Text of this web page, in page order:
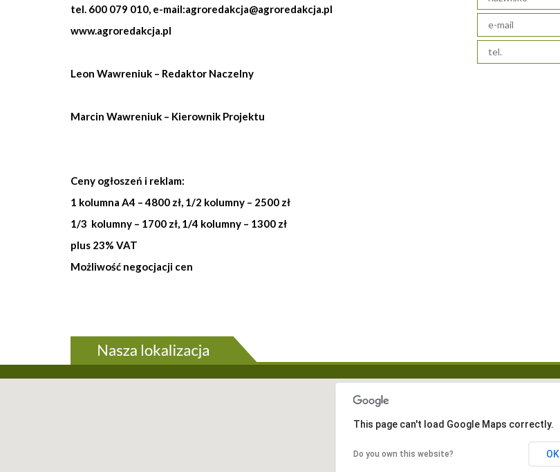
tel. 600 079 010, e-mail:agroredakcja@agroredakcja.pl
www.agroredakcja.pl
Leon Wawreniuk – Redaktor Naczelny
Marcin Wawreniuk – Kierownik Projektu
Ceny ogłoszeń i reklam:
1 kolumna A4 – 4800 zł, 1/2 kolumny – 2500 zł
1/3 kolumny – 1700 zł, 1/4 kolumny – 1300 zł
plus 23% VAT
Możliwość negocjacji cen
This page can't load Google Maps correctly.
Do you own this website? OK